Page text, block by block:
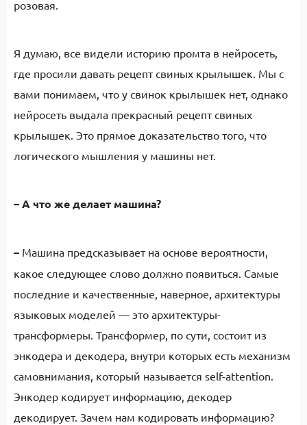
розовая.
Я думаю, все видели историю промта в нейросеть,
где просили давать рецепт свиных крылышек. Мы с
вами понимаем, что у свинок крылышек нет, однако
нейросеть выдала прекрасный рецепт свиных
крылышек. Это прямое доказательство того, что
логического мышления у машины нет.
–А что же делает машина?
– Машина предсказывает на основе вероятности,
какое следующее слово должно появиться. Самые
последние и качественные, наверное, архитектуры
языковых моделей — это архитектуры-
трансформеры. Трансформер, по сути, состоит из
энкодера и декодера, внутри которых есть механизм
самовнимания, который называется self-attention.
Энкодер кодирует информацию, декодер
декодирует. Зачем нам кодировать информацию?